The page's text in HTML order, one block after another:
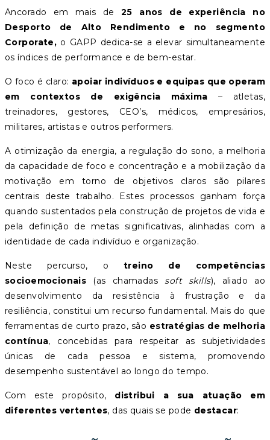
Ancorado em mais de 25 anos de experiência no
Desporto de Alto Rendimento e no segmento
Corporate, o GAPP dedica-se a elevar simultaneamente
os índices de performance e de bem-estar.
O foco é claro: apoiar indivíduos e equipas que operam
em contextos de exigência máxima – atletas,
treinadores, gestores, CEO’s, médicos, empresários,
militares, artistas e outros performers.
A otimização da energia, a regulação do sono, a melhoria
da capacidade de foco e concentração e a mobilização da
motivação em torno de objetivos claros são pilares
centrais deste trabalho. Estes processos ganham força
quando sustentados pela construção de projetos de vida e
pela definição de metas significativas, alinhadas com a
identidade de cada indivíduo e organização.
Neste percurso, o treino de competências
socioemocionais (as chamadas soft skills), aliado ao
desenvolvimento da resistência à frustração e da
resiliência, constitui um recurso fundamental. Mais do que
ferramentas de curto prazo, são estratégias de melhoria
contínua, concebidas para respeitar as subjetividades
únicas de cada pessoa e sistema, promovendo
desempenho sustentável ao longo do tempo.
Com este propósito, distribui a sua atuação em
diferentes vertentes, das quais se pode destacar: